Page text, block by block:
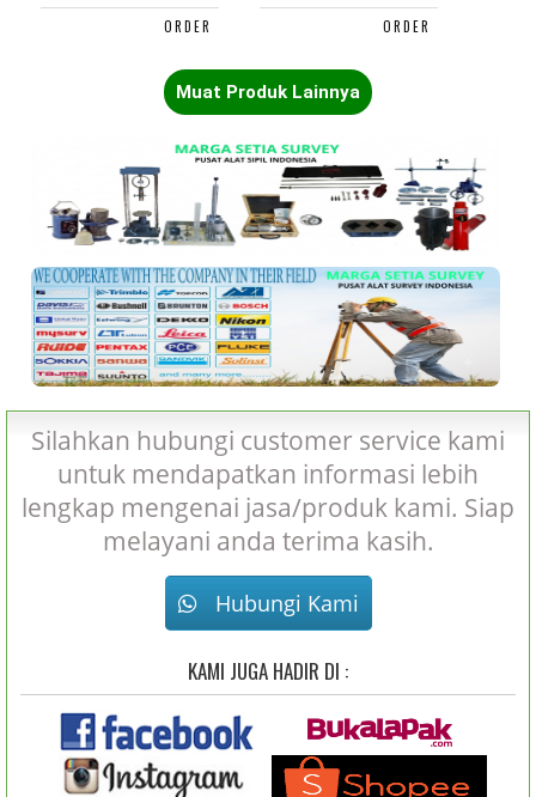
Muat Produk Lainnya
Silahkan hubungi customer service kami
untuk mendapatkan informasi lebih
lengkap mengenai jasa/produk kami. Siap
melayani anda terima kasih.
Hubungi Kami
KAMI JUGA HADIR DI :